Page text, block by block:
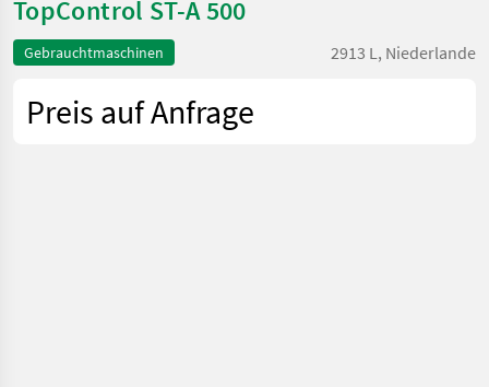
TopControl ST-A 500
Gebrauchtmaschinen 2913 L, Niederlande
Preis auf Anfrage